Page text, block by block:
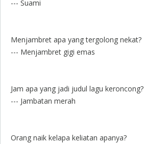
--- Suami
Menjambret apa yang tergolong nekat?
--- Menjambret gigi emas
Jam apa yang jadi judul lagu keroncong?
--- Jambatan merah
Orang naik kelapa keliatan apanya?